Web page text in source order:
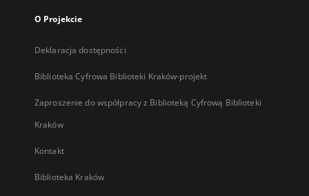
O Projekcie
Deklaracja dostępności
Biblioteka Cyfrowa Biblioteki Kraków-projekt
Zaproszenie do współpracy z Biblioteką Cyfrową Biblioteki
Kraków
Kontakt
Biblioteka Kraków